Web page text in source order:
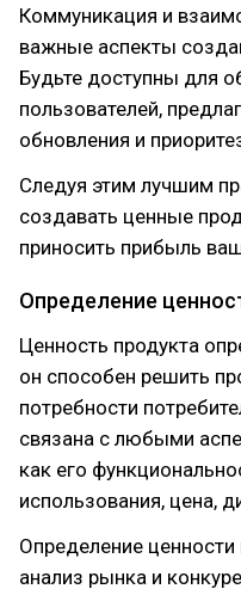
Коммуникация и
важные аспекты
Будьте доступны для
пользователей,
обновления и
Следуя этим лучшим
создавать ценные
приносить прибыль
Определение
Ценность продукта
он способен решить
потребности
связана с любыми
как его
использования, цена,
Определение
анализ рынка и